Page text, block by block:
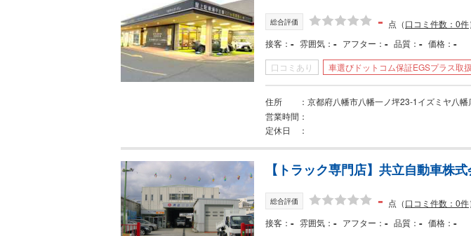
総合評価 - 点 （口コミ件数：0件
接客
- 雰囲気 - アフター - 品質 - 価格 -
口コミあり 車選びドットコム保証EGSプラス取扱
住所 京都府八幡市八幡一ノ坪23-1イズミヤ八幡
営業時間
定休日
【トラック専門店】共立自動車株
総合評価 - 点 （口コミ件数：0件
接客
- 雰囲気 - アフター - 品質 - 価格 -